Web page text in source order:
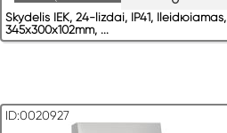
Skydelis IEK, 24-lizdai, IP41, Ileidюiamas,
345x300x102mm, ...
ID:0020927